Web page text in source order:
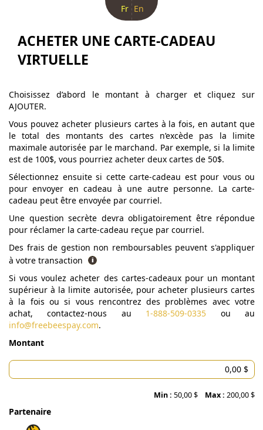
Fr En
ACHETER UNE CARTE-CADEAU
VIRTUELLE
Choisissez d’abord le montant à charger et cliquez sur
AJOUTER.
Vous pouvez acheter plusieurs cartes à la fois, en autant que
le total des montants des cartes n’excède pas la limite
maximale autorisée par le marchand. Par exemple, si la limite
est de 100$, vous pourriez acheter deux cartes de 50$.
Sélectionnez ensuite si cette carte-cadeau est pour vous ou
pour envoyer en cadeau à une autre personne. La carte-
cadeau peut être envoyée par courriel.
Une question secrète devra obligatoirement être répondue
pour réclamer la carte-cadeau reçue par courriel.
Des frais de gestion non remboursables peuvent s'appliquer
à votre transaction
Si vous voulez acheter des cartes-cadeaux pour un montant
supérieur à la limite autorisée, pour acheter plusieurs cartes
à la fois ou si vous rencontrez des problèmes avec votre
achat, contactez-nous au 1-888-509-0335 ou au
info@freebeespay.com.
Montant
Min : 50,00 $ Max : 200,00 $
Partenaire